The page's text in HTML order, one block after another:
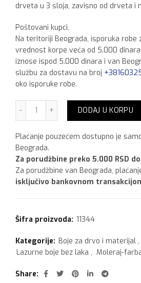
drveta u 3 sloja, zavisno od drveta i
Poštovani kupci,
Na teritoriji Beograda, isporuka robe
vrednost korpe veća od 5.000
iznose ispod 5.000 dinara i van
službu za dostavu na broj
oko isporuke robe.
Belinka Belton lazurni premaz
DODAJ U KORPU
Plaćanje pouzećem dostupno je
Beograda.
Za porudžbine preko 5.000 RSD
Za porudžbine van Beograda,
isključivo bankovnom
Šifra proizvoda: 11344
Kategorije: Boje za drvo i materijal ,
Lazurne boje bez laka , Moleraj-
Share